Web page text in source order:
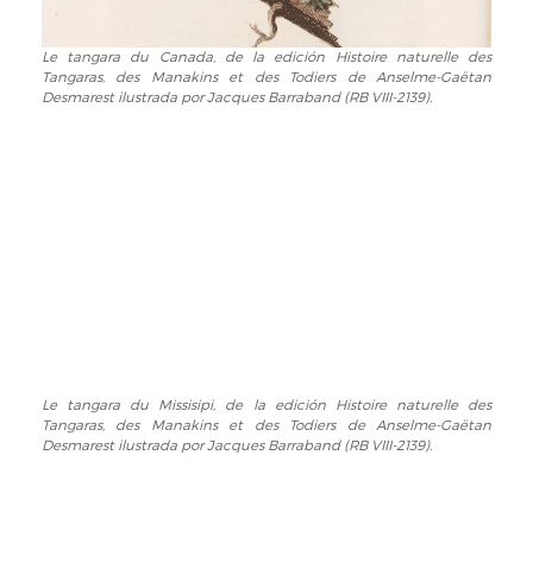
Todiers
Anselme-
Gaëtan
Le
tangara
des
Todiers
Le tangara du Canada, de la edición Histoire naturelle des
Tangaras, des Manakins et des Todiers de Anselme-Gaëtan
Desmarest ilustrada por Jacques Barraband (RB VIII-2139).
Le
tangara
Le tangara du Missisipi, de la edición Histoire naturelle des
Tangaras, des Manakins et des Todiers de Anselme-Gaëtan
Desmarest ilustrada por Jacques Barraband (RB VIII-2139).